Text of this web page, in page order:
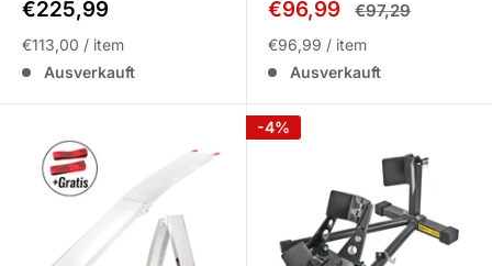
Sale
€225,99
€113,00 / item
Ausverkauft
Sale
Preis
€96,99 Normalpreis
€97,29
€96,99 / item
Ausverkauft
-4%